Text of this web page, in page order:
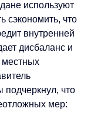
используют
сэкономить, что
внутренней
дисбаланс и
местных
что
мер: